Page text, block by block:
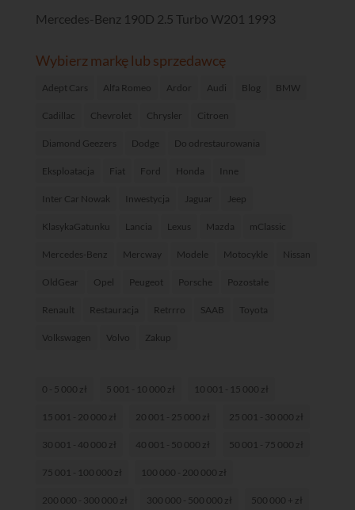
Mercedes-Benz 190D 2.5 Turbo W201 1993
Wybierz markę lub sprzedawcę
Adept Cars Alfa Romeo Ardor Audi Blog BMW
Cadillac Chevrolet Chrysler Citroen
Diamond Geezers Dodge Do odrestaurowania
Eksploatacja Fiat Ford Honda Inne
Inter Car Nowak Inwestycja Jaguar Jeep
KlasykaGatunku Lancia Lexus Mazda mClassic
Mercedes-Benz Mercway Modele Motocykle Nissan
OldGear Opel Peugeot Porsche Pozostałe
Renault Restauracja Retrrro SAAB Toyota
Volkswagen Volvo Zakup
0 - 5 000 zł 5 001 - 10 000 zł 10 001 - 15 000 zł
15 001 - 20 000 zł 20 001 - 25 000 zł 25 001 - 30 000 zł
30 001 - 40 000 zł 40 001 - 50 000 zł 50 001 - 75 000 zł
75 001 - 100 000 zł 100 000 - 200 000 zł
200 000 - 300 000 zł 300 000 - 500 000 zł 500 000 + zł